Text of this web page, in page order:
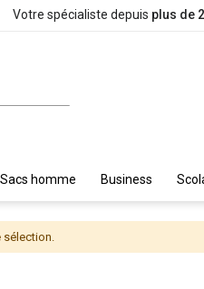
Votre spécialiste depuis plus de
Sacs homme Business
sélection.